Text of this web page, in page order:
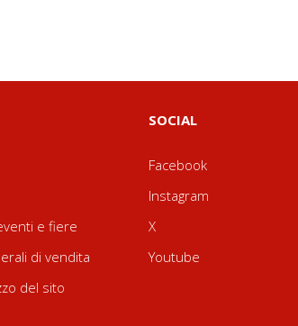
e fiere
di vendita
del sito
SOCIAL
Facebook
Instagram
X
Youtube